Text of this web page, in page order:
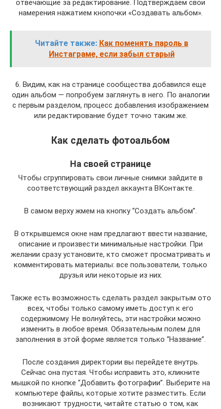
отвечающие за редактирование. Подтверждаем свои
намерения нажатием кнопочки «Создавать альбом».
Читайте также: Как поменять пароль в
Инстаграме, если забыл старый
6. Видим, как на странице сообщества добавился еще
один альбом — попробуем заглянуть в него. По аналогии
с первым разделом, процесс добавления изображением
или редактирование будет точно таким же.
Как сделать фотоальбом
На своей странице
Чтобы сгруппировать свои личные снимки зайдите в
соответствующий раздел аккаунта ВКонтакте.
В самом верху жмем на кнопку “Создать альбом”.
В открывшемся окне нам предлагают ввести название,
описание и произвести минимальные настройки. При
желании сразу установите, кто сможет просматривать и
комментировать материалы: все пользователи, только
друзья или некоторые из них.
Также есть возможность сделать раздел закрытым ото
всех, чтобы только самому иметь доступ к его
содержимому. Не волнуйтесь, эти настройки можно
изменить в любое время. Обязательным полем для
заполнения в этой форме является только “Название”.
После создания директории вы перейдете внутрь.
Сейчас она пустая. Чтобы исправить это, кликните
мышкой по кнопке “Добавить фотографии”. Выберите на
компьютере файлы, которые хотите разместить. Если
возникают трудности, читайте статью о том, как